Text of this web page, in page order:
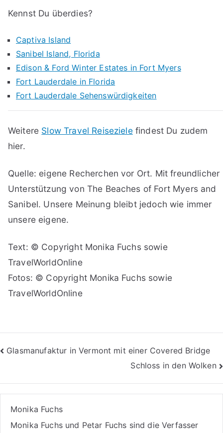
Kennst Du überdies?
Captiva Island
Sanibel Island, Florida
Edison & Ford Winter Estates in Fort Myers
Fort Lauderdale in Florida
Fort Lauderdale Sehenswürdigkeiten
Weitere Slow Travel Reisezielefindest Du zudem
hier.
Quelle: eigene Recherchen vor Ort. Mit freundlicher
Unterstützung von The Beaches of Fort Myers and
Sanibel. Unsere Meinung bleibt jedoch wie immer
unsere eigene.
Text: © Copyright Monika Fuchs sowie
TravelWorldOnline
Fotos: © Copyright Monika Fuchs sowie
TravelWorldOnline
Beitragsnavigation
Glasmanufaktur in Vermont mit einer Covered Bridge
Schloss in den Wolken
Monika Fuchs
Monika Fuchs und Petar Fuchs sind die Verfasser